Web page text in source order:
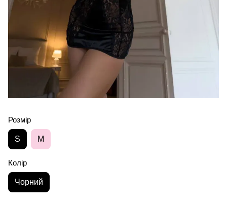
Розмір
S M
Колір
Чорний